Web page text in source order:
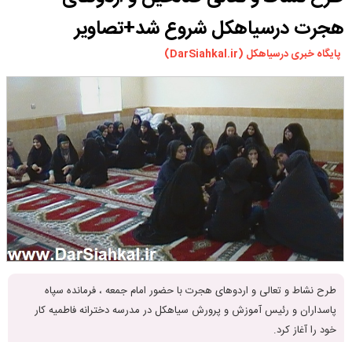
سیاسی
چندرسانه ای
درباره ما
هجرت درسیاهکل شروع شد+تصاویر
پایگاه خبری درسیاهکل (DarSiahkal.ir)
طرح نشاط و تعالی و اردوهای هجرت با حضور امام جمعه ، فرمانده سپاه
پاسداران و رئیس آموزش و پرورش سیاهکل در مدرسه دخترانه فاطمیه کار
خود را آغاز کرد.